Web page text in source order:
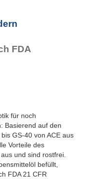
VA
FDA
für noch
Basierend auf den
GS-40 von ACE aus
Vorteile des
und sind rostfrei.
befüllt,
FDA 21 CFR